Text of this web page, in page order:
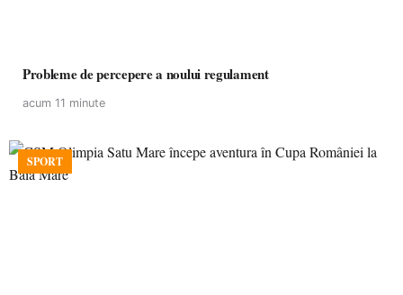
Probleme de percepere a noului regulament
acum 11 minute
SPORT